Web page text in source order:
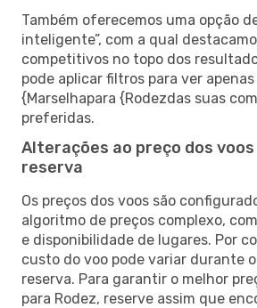
Também oferecemos uma opção
inteligente”, com a qual
competitivos no topo dos
pode aplicar filtros para ver
{Marselhapara {Rodezdas suas
preferidas.
Alterações ao preço dos
reserva
Os preços dos voos são
algoritmo de preços complexo,
e disponibilidade de lugares. Por
custo do voo pode variar durante
reserva. Para garantir o melhor
para Rodez, reserve assim que